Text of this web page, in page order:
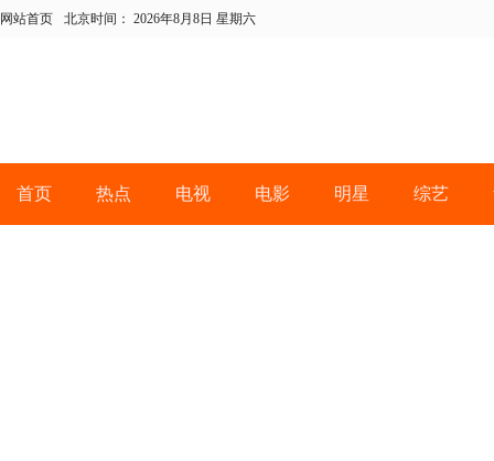
网站首页 北京时间： 2026年8月8日 星期六
首页 热点 电视 电影 明星 综艺